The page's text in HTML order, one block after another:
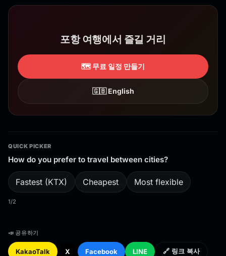
포항 여행에서 즐길 거리
🗺️ 무료 일정 만들기
🇬🇧 English
QUICK PICKER
How do you prefer to travel between cities?
Fastest (KTX) Cheapest Most flexible
1/2
📣 공유하기
KakaoTalk X Facebook LINE 🔗 링크 복사